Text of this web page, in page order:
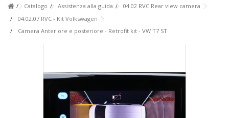
Catalogo Assistenza alla guida
04.02 RVC Rear view camera
04.02.07 RVC - Kit Volkswagen
Camera Anteriore e posteriore - Retrofit kit - VW T7 ST